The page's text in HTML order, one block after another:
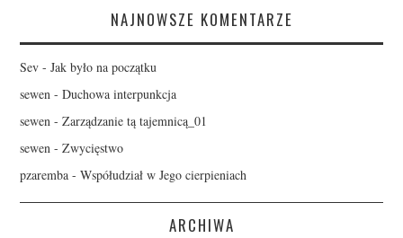
NAJNOWSZE KOMENTARZE
Sev -Jak było na początku
sewen -Duchowa interpunkcja
sewen -Zarządzanie tą tajemnicą_01
sewen -Zwycięstwo
pzaremba -Współudział w Jego cierpieniach
ARCHIWA